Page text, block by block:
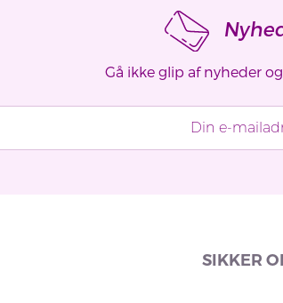
Gå ikke glip af nyheder
SIKKER